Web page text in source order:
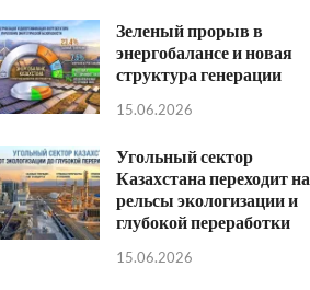
Зеленый прорыв в
энергобалансе и новая
структура генерации
15.06.2026
Угольный сектор
Казахстана переходит на
рельсы экологизации и
глубокой переработки
15.06.2026